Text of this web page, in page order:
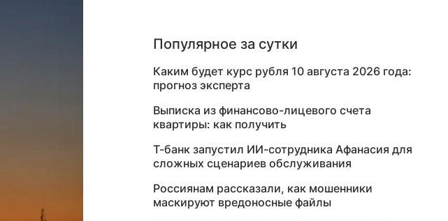
Популярное за сутки
Каким будет курс рубля 10 августа 2026 года:
прогноз эксперта
Выписка из финансово-лицевого счета
квартиры: как получить
Т-банк запустил ИИ-сотрудника Афанасия для
сложных сценариев обслуживания
Россиянам рассказали, как мошенники
маскируют вредоносные файлы